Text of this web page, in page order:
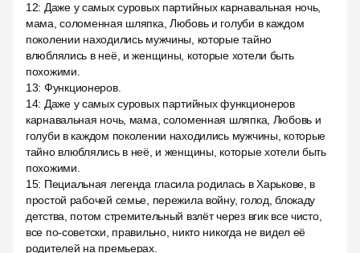
12: Даже у самых суровых партийных карнавальная ночь,
мама, соломенная шляпка, Любовь и голуби в каждом
поколении находились мужчины, которые тайно
влюблялись в неё, и женщины, которые хотели быть
похожими.
13: Функционеров.
14: Даже у самых суровых партийных функционеров
карнавальная ночь, мама, соломенная шляпка, Любовь и
голуби в каждом поколении находились мужчины, которые
тайно влюблялись в неё, и женщины, которые хотели быть
похожими.
15: Пециальная легенда гласила родилась в Харькове, в
простой рабочей семье, пережила войну, голод, блокаду
детства, потом стремительный взлёт через вгик все чисто,
все по-советски, правильно, никто никогда не видел её
родителей на премьерах.